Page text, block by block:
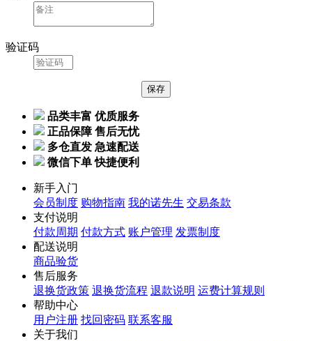
验证码
品类丰富 优质服务
正品保障 售后无忧
多仓直发 急速配送
微信下单 快捷便利
新手入门
会员制度 购物指南 我的诺先生 交易条款
支付说明
付款周期 付款方式 账户管理 发票制度
配送说明
商品验货
售后服务
退换货政策 退换货流程 退款说明 运费计算规则
帮助中心
用户注册 找回密码 联系客服
关于我们